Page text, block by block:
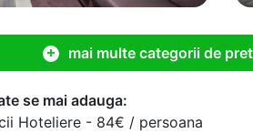
mai multe categorii de pret
se mai adauga:
Hoteliere - 84€ / persoana